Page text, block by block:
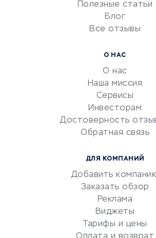
УСЛУГИ ДЛЯ БИЗНЕСА
документооборот
Юридические компании
Бухгалтерия онлайн
Полезные статьи
Блог
Все отзывы
О НАС
О нас
Наша миссия
Сервисы
Инвесторам
Достоверность
Обратная связь
ДЛЯ КОМПАНИЙ
Добавить
Заказать обзор
Реклама
Виджеты
Тарифы и цены